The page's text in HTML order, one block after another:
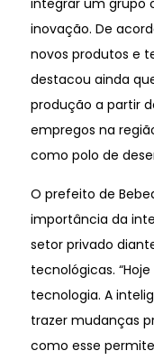
inovação. De
novos produtos e
destacou ainda
produção a partir
empregos na
como polo de
O prefeito de
importância da
setor privado
tecnológicas.
tecnologia. A
trazer mudanças
como esse